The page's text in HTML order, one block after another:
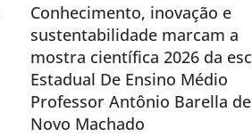
Conhecimento, inovação e
sustentabilidade marcam a
mostra científica 2026 da
Estadual De Ensino Médio
Professor Antônio Barella de
Novo Machado